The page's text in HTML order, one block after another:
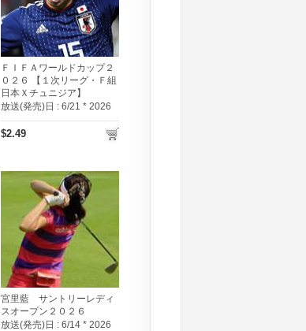
ＦＩＦＡワールドカップ２
０２６ 【１次リーグ・Ｆ組
日本Ｘチュニジア】
放送(発売)日 : 6/21 * 2026
$2.49
宮里藍 サントリーレディ
スオープン２０２６
放送(発売)日 : 6/14 * 2026